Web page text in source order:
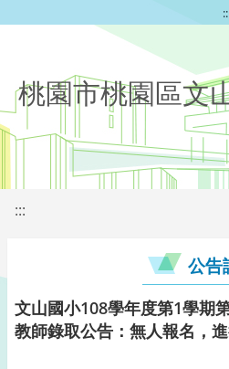
桃園市桃園區文
:::
公告
文山國小108學年度第1學期
教師錄取公告：無人報名，